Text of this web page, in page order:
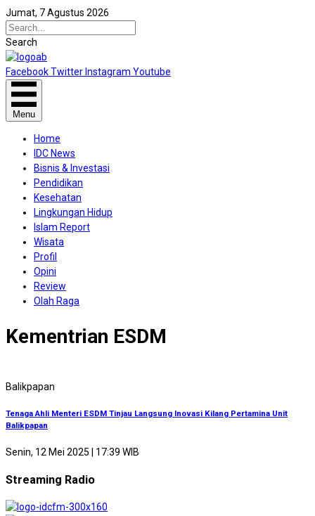
Jumat, 7 Agustus 2026
Search
FacebookTwitter Instagram Youtube
Menu
Home
IDC News
Bisnis & Investasi
Pendidikan
Kesehatan
Lingkungan Hidup
Islam Report
Wisata
Profil
Opini
Review
Olah Raga
Kementrian ESDM
Balikpapan
Tenaga Ahli Menteri ESDM Tinjau Langsung Inovasi Kilang Pertamina Unit
Balikpapan
Senin, 12 Mei 2025 | 17:39 WIB
Streaming Radio